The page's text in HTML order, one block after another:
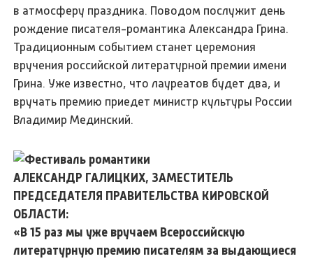
в атмосферу праздника. Поводом послужит день
рождение писателя-романтика Александра Грина.
Традиционным событием станет церемония
вручения российской литературной премии имени
Грина. Уже известно, что лауреатов будет два, и
вручать премию приедет министр культуры России
Владимир Мединский.
АЛЕКСАНДР ГАЛИЦКИХ, ЗАМЕСТИТЕЛЬ
ПРЕДСЕДАТЕЛЯ ПРАВИТЕЛЬСТВА КИРОВСКОЙ
ОБЛАСТИ:
«В 15 раз мы уже вручаем Всероссийскую
литературную премию писателям за выдающиеся